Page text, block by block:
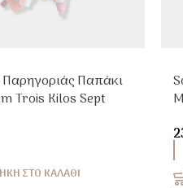
Παπάκι
Trois Kilos Sept
ΣΤΟ ΚΑΛΆΘΙ